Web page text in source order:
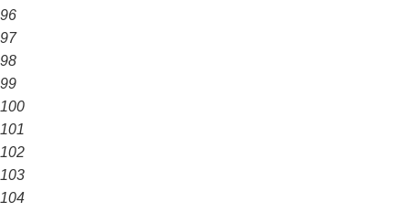
96
97
98
99
100
101
102
103
104